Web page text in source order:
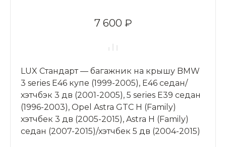
7 600 ₽
LUX Стандарт — багажник на крышу BMW
3 series Е46 купе (1999-2005), Е46 седан/
хэтчбэк 3 дв (2001-2005), 5 series Е39 седан
(1996-2003), Opel Astra GTC H (Family)
хэтчбек 3 дв (2005-2015), Astra Н (Family)
седан (2007-2015)/хэтчбек 5 дв (2004-2015)